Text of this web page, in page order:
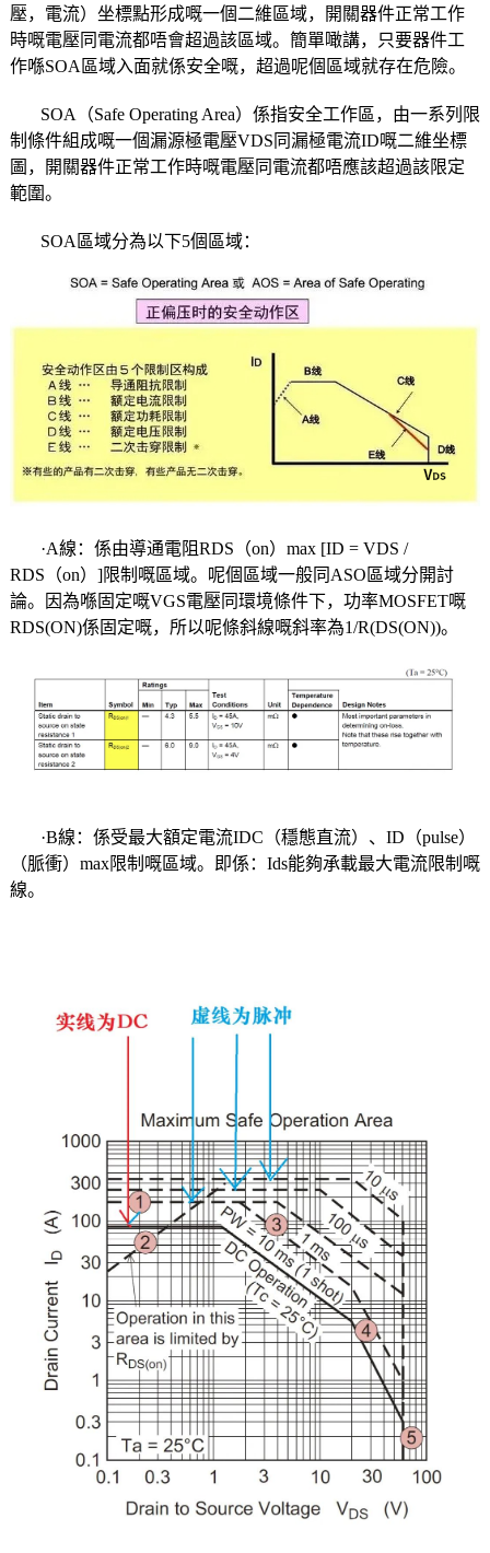
壓，電流）坐標點形成嘅一個二維區域，開關器件正常工作
時嘅電壓同電流都唔會超過該區域。簡單噉講，只要器件工
作喺SOA區域入面就係安全嘅，超過呢個區域就存在危險。
SOA（Safe Operating Area）係指安全工作區，由一系列限
制條件組成嘅一個漏源極電壓VDS同漏極電流ID嘅二維坐標
圖，開關器件正常工作時嘅電壓同電流都唔應該超過該限定
範圍。
SOA區域分為以下5個區域：
·A線：係由導通電阻RDS（on）max [ID = VDS /
RDS（on）]限制嘅區域。呢個區域一般同ASO區域分開討
論。因為喺固定嘅VGS電壓同環境條件下，功率MOSFET嘅
RDS(ON)係固定嘅，所以呢條斜線嘅斜率為1/R(DS(ON))。
·B線：係受最大額定電流IDC（穩態直流）、ID（pulse）
（脈衝）max限制嘅區域。即係：Ids能夠承載最大電流限制嘅
線。